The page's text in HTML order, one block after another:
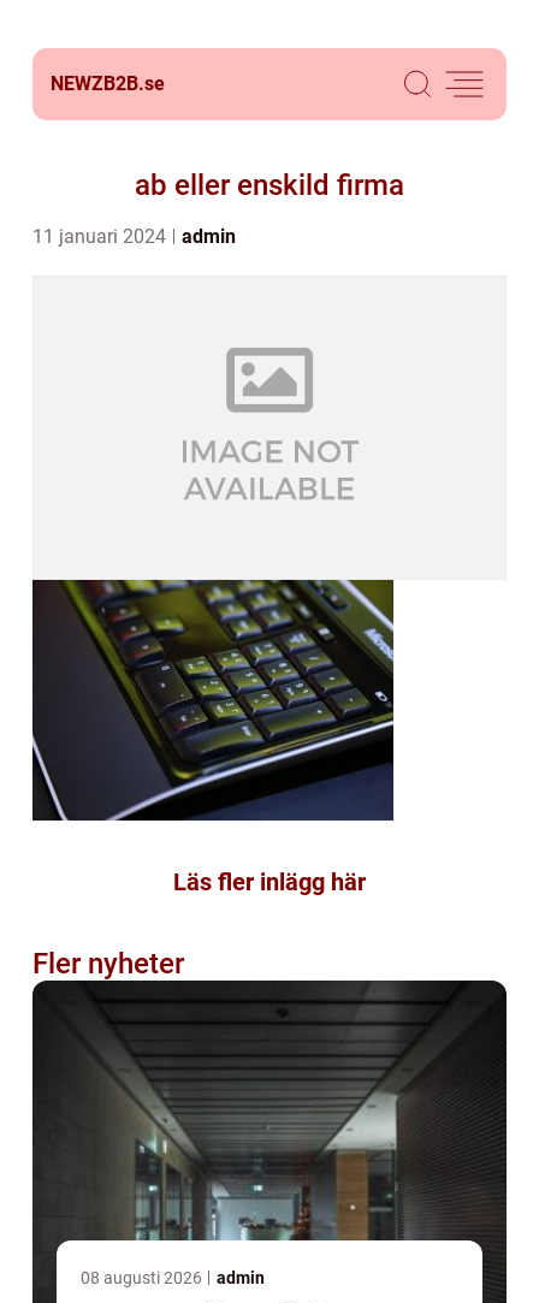
NEWZB2B.se
ab eller enskild firma
11 januari 2024 admin
Läs fler inlägg här
Fler nyheter
08 augusti 2026 admin